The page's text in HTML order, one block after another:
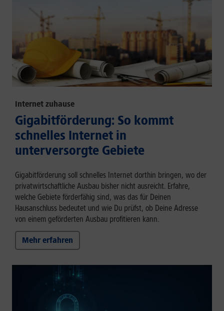
Internet zuhause
Gigabitförderung: So kommt
schnelles Internet in
unterversorgte Gebiete
Gigabitförderung soll schnelles Internet dorthin bringen, wo der
privatwirtschaftliche Ausbau bisher nicht ausreicht. Erfahre,
welche Gebiete förderfähig sind, was das für Deinen
Hausanschluss bedeutet und wie Du prüfst, ob Deine Adresse
von einem geförderten Ausbau profitieren kann.
Mehr erfahren